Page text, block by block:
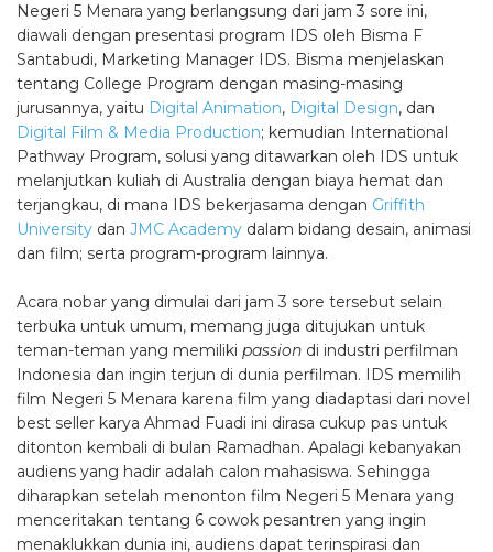
Negeri 5 Menara yang berlangsung dari jam 3 sore ini,
diawali dengan presentasi program IDS oleh Bisma F
Santabudi, Marketing Manager IDS. Bisma menjelaskan
tentang College Program dengan masing-masing
jurusannya, yaitu Digital Animation, Digital Design, dan
Digital Film & Media Production; kemudian International
Pathway Program, solusi yang ditawarkan oleh IDS untuk
melanjutkan kuliah di Australia dengan biaya hemat dan
terjangkau, di mana IDS bekerjasama dengan Griffith
University dan JMC Academy dalam bidang desain, animasi
dan film; serta program-program lainnya.
Acara nobar yang dimulai dari jam 3 sore tersebut selain
terbuka untuk umum, memang juga ditujukan untuk
teman-teman yang memiliki passion di industri perfilman
Indonesia dan ingin terjun di dunia perfilman. IDS memilih
film Negeri 5 Menara karena film yang diadaptasi dari novel
best seller karya Ahmad Fuadi ini dirasa cukup pas untuk
ditonton kembali di bulan Ramadhan. Apalagi kebanyakan
audiens yang hadir adalah calon mahasiswa. Sehingga
diharapkan setelah menonton film Negeri 5 Menara yang
menceritakan tentang 6 cowok pesantren yang ingin
menaklukkan dunia ini, audiens dapat terinspirasi dan